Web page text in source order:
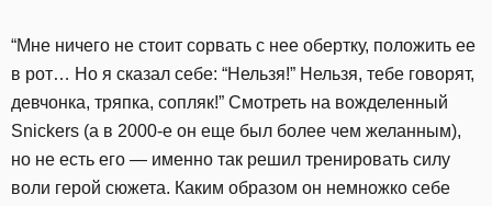
“Мне ничего не стоит сорвать с нее обертку, положить ее
в рот… Но я сказал себе: “Нельзя!” Нельзя, тебе говорят,
девчонка, тряпка, сопляк!” Смотреть на вожделенный
Snickers (а в 2000-е он еще был более чем желанным),
но не есть его — именно так решил тренировать силу
воли герой сюжета. Каким образом он немножко себе